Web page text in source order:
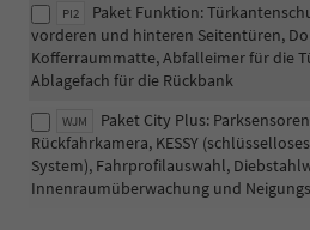
PI2
Paket Funktion:
vorderen und hinteren Seitentüren,
Kofferraummatte, Abfalleimer für die
Ablagefach für die Rückbank
WJM
Paket City Plus:
Rückfahrkamera, KESSY
System), Fahrprofilauswahl,
Innenraumüberwachung und